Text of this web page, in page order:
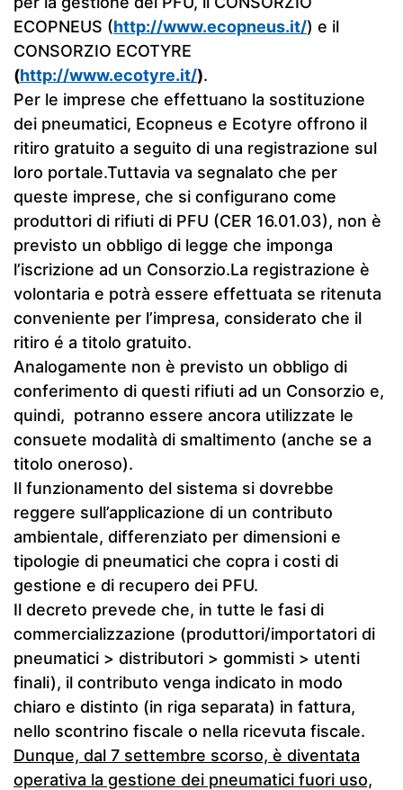
ECOPNEUS (http://www.ecopneus.it/) e il
CONSORZIO ECOTYRE
(http://www.ecotyre.it/).
Per le imprese che effettuano la sostituzione
dei pneumatici, Ecopneus e Ecotyre offrono il
ritiro gratuito a seguito di una registrazione sul
loro portale.Tuttavia va segnalato che per
queste imprese, che si configurano come
produttori di rifiuti di PFU (CER 16.01.03), non è
previsto un obbligo di legge che imponga
l’iscrizione ad un Consorzio.La registrazione è
volontaria e potrà essere effettuata se ritenuta
conveniente per l’impresa, considerato che il
ritiro é a titolo gratuito.
Analogamente non è previsto un obbligo di
conferimento di questi rifiuti ad un Consorzio e,
quindi, potranno essere ancora utilizzate le
consuete modalità di smaltimento (anche se a
titolo oneroso).
Il funzionamento del sistema si dovrebbe
reggere sull’applicazione di un contributo
ambientale, differenziato per dimensioni e
tipologie di pneumatici che copra i costi di
gestione e di recupero dei PFU.
Il decreto prevede che, in tutte le fasi di
commercializzazione (produttori/importatori di
pneumatici > distributori > gommisti > utenti
finali), il contributo venga indicato in modo
chiaro e distinto (in riga separata) in fattura,
nello scontrino fiscale o nella ricevuta fiscale.
Dunque, dal 7 settembre scorso, è diventata
operativa la gestione dei pneumatici fuori uso,